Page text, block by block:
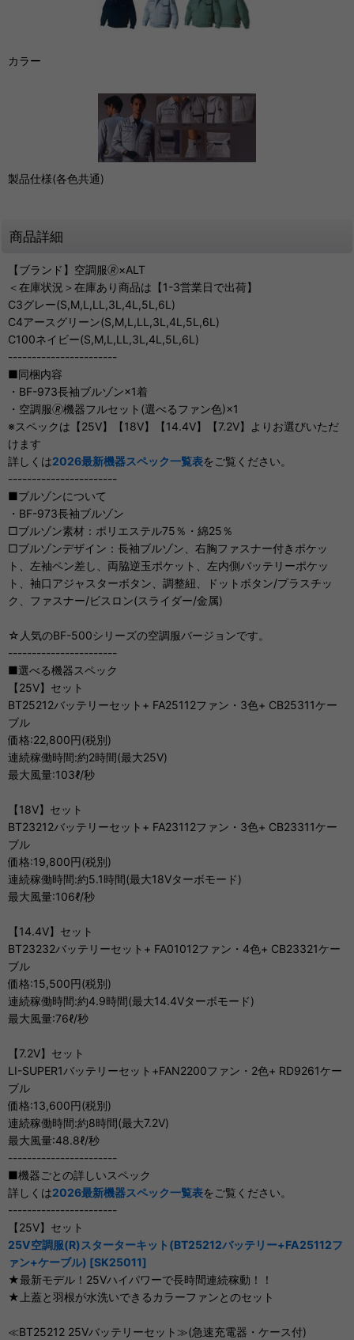
カラー
製品仕様(各色共通)
商品詳細
【ブランド】空調服🄬×ALT
＜在庫状況＞在庫あり商品は【1-3営業日で出荷】
C3グレー(S,M,L,LL,3L,4L,5L,6L)
C4アースグリーン(S,M,L,LL,3L,4L,5L,6L)
C100ネイビー(S,M,L,LL,3L,4L,5L,6L)
-----------------------
■同梱内容
・BF-973長袖ブルゾン×1着
・空調服🄬機器フルセット(選べるファン色)×1
※スペックは【25V】【18V】【14.4V】【7.2V】よりお選びいただ
けます
詳しくは2026最新機器スペック一覧表をご覧ください。
-----------------------
■ブルゾンについて
・BF-973長袖ブルゾン
□ブルゾン素材：ポリエステル75％・綿25％
□ブルゾンデザイン：長袖ブルゾン、右胸ファスナー付きポケッ
ト、左袖ペン差し、両脇逆玉ポケット、左内側バッテリーポケッ
ト、袖口アジャスターボタン、調整紐、ドットボタン/プラスチッ
ク、ファスナー/ビスロン(スライダー/金属)
☆人気のBF-500シリーズの空調服バージョンです。
-----------------------
■選べる機器スペック
【25V】セット
BT25212バッテリーセット+ FA25112ファン・3色+ CB25311ケー
ブル
価格:22,800円(税別)
連続稼働時間:約2時間(最大25V)
最大風量:103ℓ/秒
【18V】セット
BT23212バッテリーセット+ FA23112ファン・3色+ CB23311ケー
ブル
価格:19,800円(税別)
連続稼働時間:約5.1時間(最大18Vターボモード)
最大風量:106ℓ/秒
【14.4V】セット
BT23232バッテリーセット+ FA01012ファン・4色+ CB23321ケー
ブル
価格:15,500円(税別)
連続稼働時間:約4.9時間(最大14.4Vターボモード)
最大風量:76ℓ/秒
【7.2V】セット
LI-SUPER1バッテリーセット+FAN2200ファン・2色+ RD9261ケー
ブル
価格:13,600円(税別)
連続稼働時間:約8時間(最大7.2V)
最大風量:48.8ℓ/秒
-----------------------
■機器ごとの詳しいスペック
詳しくは2026最新機器スペック一覧表をご覧ください。
-----------------------
【25V】セット
25V空調服(R)スターターキット(BT25212バッテリー+FA25112フ
ァン+ケーブル) [SK25011]
★最新モデル！25Vハイパワーで長時間連続稼動！！
★上蓋と羽根が水洗いできるカラーファンとのセット
≪BT25212 25Vバッテリーセット≫(急速充電器・ケース付)